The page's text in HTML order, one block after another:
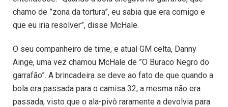
chamo de ”zona da tortura”, eu sabia que era comigo e
que eu iria resolver”, disse McHale.
O seu companheiro de time, e atual GM celta, Danny
Ainge, uma vez chamou McHale de ”O Buraco Negro do
garrafão”. A brincadeira se deve ao fato de que quando a
bola era passada para o camisa 32, a mesma não era
passada, visto que o ala-pivô raramente a devolvia para